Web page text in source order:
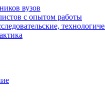
вузов
с опытом работы